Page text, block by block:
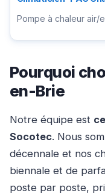
Pompe à chaleur air/
Pourquoi
en-Brie
Notre équipe est
Socotec. Nous
décennale et nos
biennale et de
poste par poste,